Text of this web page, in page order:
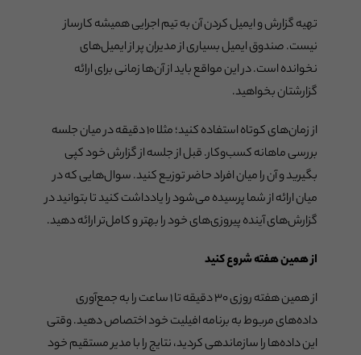
تهیه گزارش و ایمیل کردن آن به تیم اجرایی همیشه کارساز
نیست. صندوق ایمیل بسیاری از مدیران پر از ایمیل‌های
نخوانده است. در این مواقع باید از آن‌ها زمانی برای ارائه
گزارشتان بخواهید.
از زمان‌های کوتاه استفاده کنید؛ مثلا ۱۰ دقیقه در میان جلسه
بررسی ماهانه کسب‌وکار. قبل از جلسه از گزارش خود کپی
بگیرید و آن را میان افراد حاضر توزیع کنید. سوال‌هایی که در
میان ارائه از شما پرسیده می‌شود را یادداشت کنید تا بتوانید در
گزارش‌های آینده پیروزی‌های خود را بهتر و کامل‌تر ارائه دهید.
از همین هفته شروع کنید
از همین هفته روزی ۳۰ دقیقه تا ۱ ساعت را به جمع‌آوری
داده‌های مربوط به برنامه افیلیت خود اختصاص دهید. وقتی
این داده‌ها را سازماندهی کردید، نتایج را با مدیر مستقیم خود